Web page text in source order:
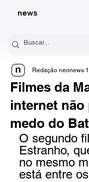
news
Filmes da
internet não
medo do
Redação neonews
O segundo
Estranho,
no mesmo
está entre